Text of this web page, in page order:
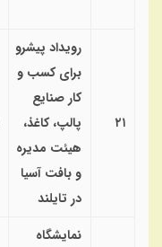
۲۱
رویداد پیشرو
برای کسب و
کار صنایع
پالپ، کاغذ،
هیئت مدیره
و بافت آسیا
در تایلند
نمایشگاه